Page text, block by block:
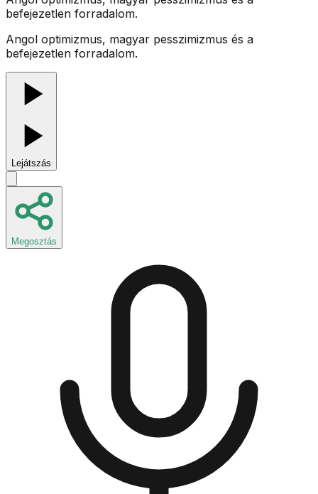
befejezetlen forradalom.
Angol optimizmus, magyar pesszimizmus és a
befejezetlen forradalom.
Lejátszás
Megosztás